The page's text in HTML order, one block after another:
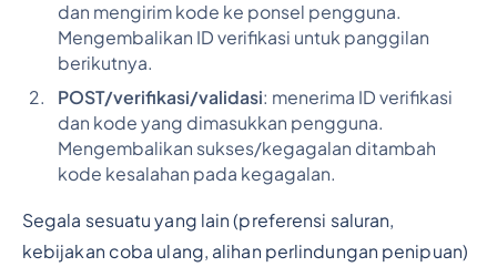
dan mengirim kode ke ponsel pengguna.
Mengembalikan ID verifikasi untuk panggilan
berikutnya.
POST/verifikasi/validasi: menerima ID verifikasi
dan kode yang dimasukkan pengguna.
Mengembalikan sukses/kegagalan ditambah
kode kesalahan pada kegagalan.
Segala sesuatu yang lain (preferensi saluran,
kebijakan coba ulang, alihan perlindungan penipuan)